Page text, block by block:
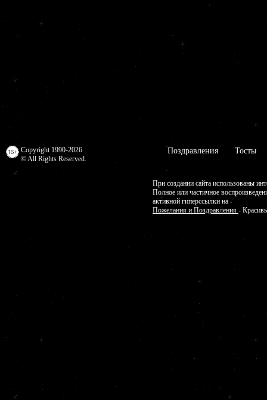
Copyright 1990-2026
© All Rights Reserved.
Поздравления Тосты
При создании сайта использованы
Полное или частичное
активной гиперссылки на -
Пожелания и Поздравления -